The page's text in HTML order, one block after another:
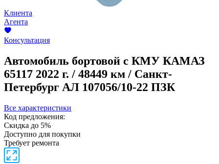
Клиента
Агента
Консультация
Автомобиль бортовой с КМУ КАМАЗ
65117 2022 г. / 48449 км / Санкт-
Петербург АЛ 107056/10-22 ПЗК
Все характеристики
Код предложения:
Скидка до 5%
Доступно для покупки
Требует ремонта